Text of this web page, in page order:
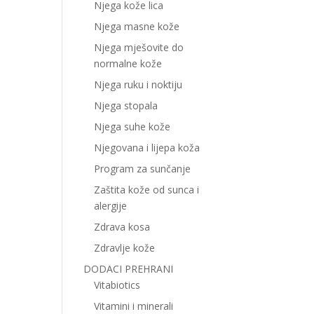
Njega kože lica
Njega masne kože
Njega mješovite do
normalne kože
Njega ruku i noktiju
Njega stopala
Njega suhe kože
Njegovana i lijepa koža
Program za sunčanje
Zaštita kože od sunca i
alergije
Zdrava kosa
Zdravlje kože
DODACI PREHRANI
Vitabiotics
Vitamini i minerali